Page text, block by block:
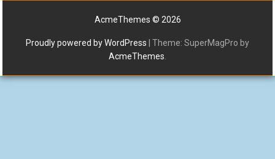
AcmeThemes © 2026
Proudly powered by WordPress
Theme: SuperMagPro by
AcmeThemes.